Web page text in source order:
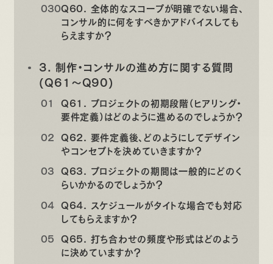
Q60. 全体的なスコープが明確でない場合、
コンサル的に何をすべきかアドバイスしても
らえますか？
3. 制作・コンサルの進め方に関する質問
(Q61〜Q90)
Q61. プロジェクトの初期段階（ヒアリング・
要件定義）はどのように進めるのでしょうか？
Q62. 要件定義後、どのようにしてデザイン
やコンセプトを決めていきますか？
Q63. プロジェクトの期間は一般的にどのく
らいかかるのでしょうか？
Q64. スケジュールがタイトな場合でも対応
してもらえますか？
Q65. 打ち合わせの頻度や形式はどのよう
に決めていますか？